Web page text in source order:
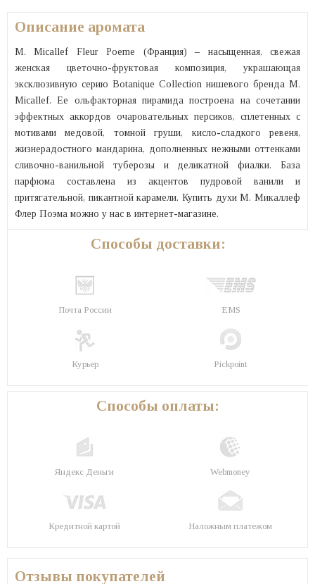
Описание аромата
M. Micallef Fleur Poeme (Франция) – насыщенная, свежая
женская цветочно-фруктовая композиция, украшающая
эксклюзивную серию Botanique Collection нишевого бренда M.
Micallef. Ее ольфакторная пирамида построена на сочетании
эффектных аккордов очаровательных персиков, сплетенных с
мотивами медовой, томной груши, кисло-сладкого ревеня,
жизнерадостного мандарина, дополненных нежными оттенками
сливочно-ванильной туберозы и деликатной фиалки. База
парфюма составлена из акцентов пудровой ванили и
притягательной, пикантной карамели. Купить духи М. Микаллеф
Флер Поэма можно у нас в интернет-магазине.
Способы доставки:
Почта России EMS
Курьер Pickpoint
Способы оплаты:
Яндекс Деньги Webmoney
Кредитной картой Наложным платежом
Отзывы покупателей